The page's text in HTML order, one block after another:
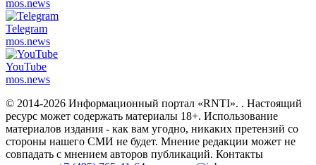
mos.news
Telegram
mos.news
YouTube
mos.news
© 2014-2026 Информационный портал «RNTI». . Настоящий
ресурс может содержать материалы 18+. Использование
материалов издания - как вам угодно, никаких претензий со
стороны нашего СМИ не будет. Мнение редакции может не
совпадать с мнением авторов публикаций. Контакты